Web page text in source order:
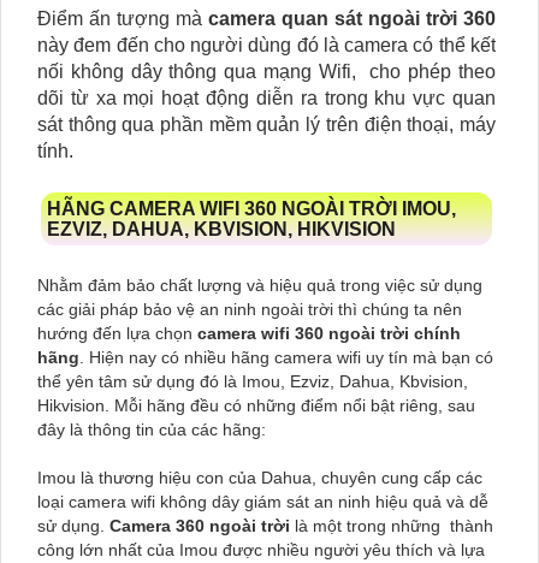
Điểm ấn tượng mà camera quan sát ngoài trời 360
này đem đến cho người dùng đó là camera có thể kết
nối không dây thông qua mạng Wifi, cho phép theo
dõi từ xa mọi hoạt động diễn ra trong khu vực quan
sát thông qua phần mềm quản lý trên điện thoại, máy
tính.
HÃNG CAMERA WIFI 360 NGOÀI TRỜI IMOU,
EZVIZ, DAHUA, KBVISION, HIKVISION
Nhằm đảm bảo chất lượng và hiệu quả trong việc sử dụng
các giải pháp bảo vệ an ninh ngoài trời thì chúng ta nên
hướng đến lựa chọn camera wifi 360 ngoài trời chính
hãng. Hiện nay có nhiều hãng camera wifi uy tín mà bạn có
thể yên tâm sử dụng đó là Imou, Ezviz, Dahua, Kbvision,
Hikvision. Mỗi hãng đều có những điểm nổi bật riêng, sau
đây là thông tin của các hãng:
Imou là thương hiệu con của Dahua, chuyên cung cấp các
loại camera wifi không dây giám sát an ninh hiệu quả và dễ
sử dụng. Camera 360 ngoài trời là một trong những thành
công lớn nhất của Imou được nhiều người yêu thích và lựa